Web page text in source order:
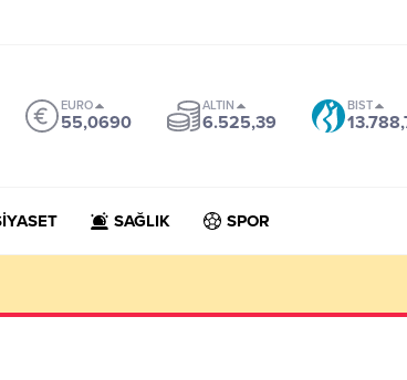
EURO
55,0690
ALTIN
6.525,39
BIST
SAĞLIK SPOR